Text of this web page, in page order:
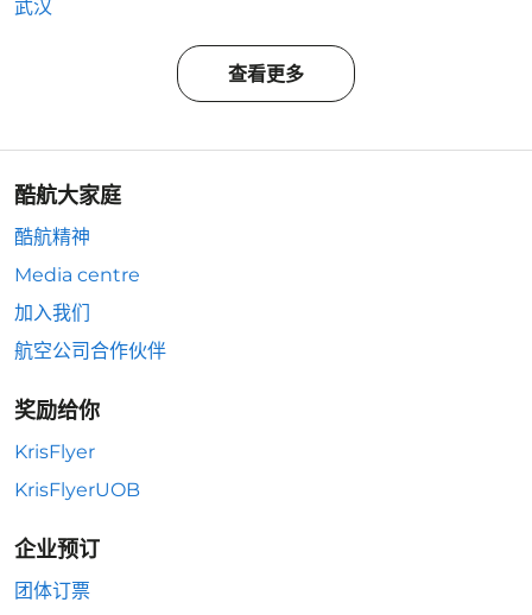
武汉
查看更多
酷航大家庭
酷航精神
Media centre
加入我们
航空公司合作伙伴
奖励给你
KrisFlyer
KrisFlyerUOB
企业预订
团体订票